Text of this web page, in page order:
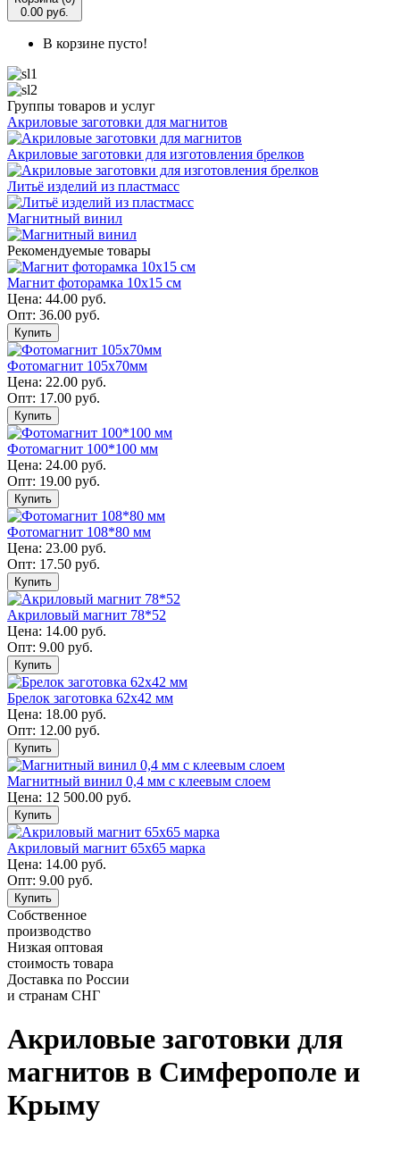
0.00 руб.
В корзине пусто!
Группы товаров и услуг
Акриловые заготовки для магнитов
Акриловые заготовки для изготовления брелков
Литьё изделий из пластмасс
Магнитный винил
Рекомендуемые товары
Магнит фоторамка 10х15 см
Цена: 44.00 руб.
Опт: 36.00 руб.
Купить
Фотомагнит 105х70мм
Цена: 22.00 руб.
Опт: 17.00 руб.
Купить
Фотомагнит 100*100 мм
Цена: 24.00 руб.
Опт: 19.00 руб.
Купить
Фотомагнит 108*80 мм
Цена: 23.00 руб.
Опт: 17.50 руб.
Купить
Акриловый магнит 78*52
Цена: 14.00 руб.
Опт: 9.00 руб.
Купить
Брелок заготовка 62х42 мм
Цена: 18.00 руб.
Опт: 12.00 руб.
Купить
Магнитный винил 0,4 мм с клеевым слоем
Цена: 12 500.00 руб.
Купить
Акриловый магнит 65х65 марка
Цена: 14.00 руб.
Опт: 9.00 руб.
Купить
Собственное
производство
Низкая оптовая
стоимость товара
Доставка по России
и странам СНГ
Акриловые заготовки для
магнитов в Симферополе и
Крыму